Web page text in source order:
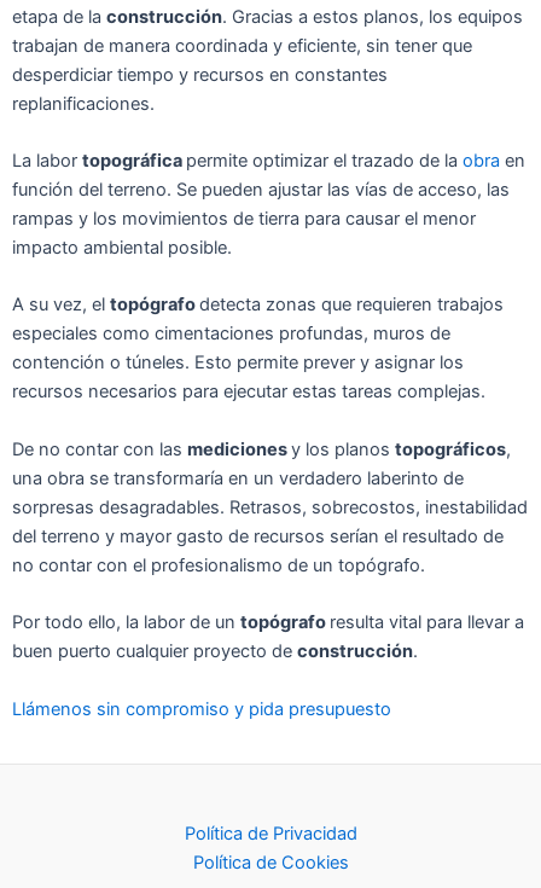
etapa de la construcción. Gracias a estos planos, los equipos
trabajan de manera coordinada y eficiente, sin tener que
desperdiciar tiempo y recursos en constantes
replanificaciones.
La labor topográfica permite optimizar el trazado de la obra en
función del terreno. Se pueden ajustar las vías de acceso, las
rampas y los movimientos de tierra para causar el menor
impacto ambiental posible.
A su vez, el topógrafodetecta zonas que requieren trabajos
especiales como cimentaciones profundas, muros de
contención o túneles. Esto permite prever y asignar los
recursos necesarios para ejecutar estas tareas complejas.
De no contar con las medicionesy los planos topográficos,
una obra se transformaría en un verdadero laberinto de
sorpresas desagradables. Retrasos, sobrecostos, inestabilidad
del terreno y mayor gasto de recursos serían el resultado de
no contar con el profesionalismo de un topógrafo.
Por todo ello, la labor de un topógrafo resulta vital para llevar a
buen puerto cualquier proyecto de construcción.
Llámenos sin compromiso y pida presupuesto
Política de Privacidad
Política de Cookies